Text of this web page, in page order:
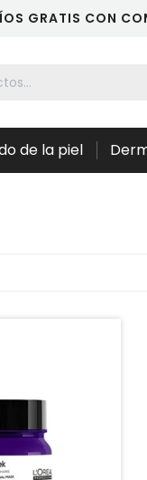
GRATIS CON
de la piel